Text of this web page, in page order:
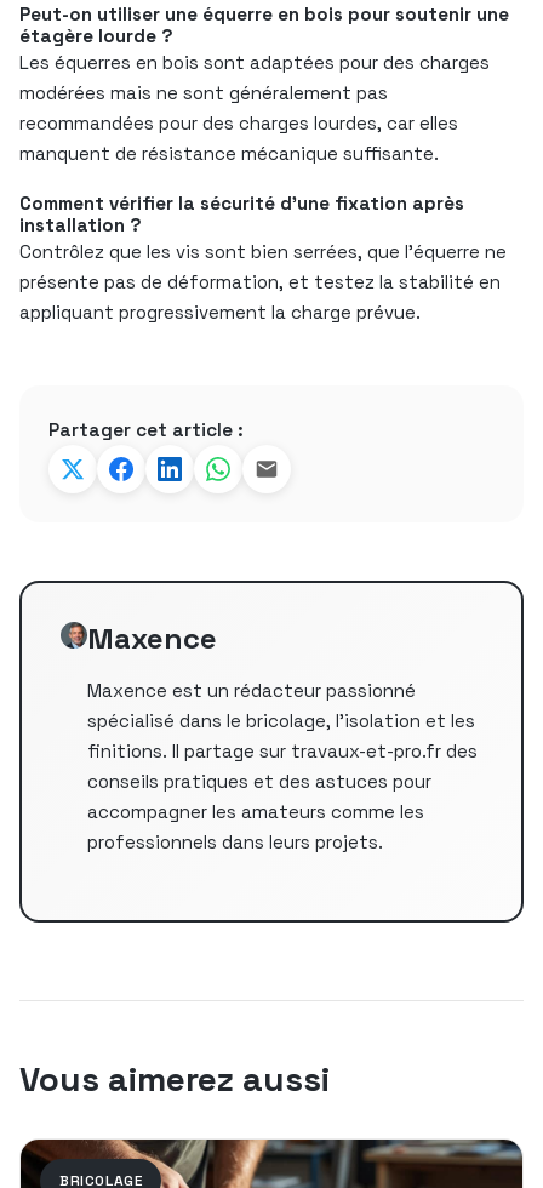
Peut-on utiliser une équerre en bois pour soutenir une
étagère lourde ?
Les équerres en bois sont adaptées pour des charges
modérées mais ne sont généralement pas
recommandées pour des charges lourdes, car elles
manquent de résistance mécanique suffisante.
Comment vérifier la sécurité d’une fixation après
installation ?
Contrôlez que les vis sont bien serrées, que l’équerre ne
présente pas de déformation, et testez la stabilité en
appliquant progressivement la charge prévue.
Partager cet article :
Maxence
Maxence est un rédacteur passionné
spécialisé dans le bricolage, l'isolation et les
finitions. Il partage sur travaux-et-pro.fr des
conseils pratiques et des astuces pour
accompagner les amateurs comme les
professionnels dans leurs projets.
Vous aimerez aussi
BRICOLAGE